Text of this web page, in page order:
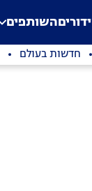
השותפים
חדשות בעולם